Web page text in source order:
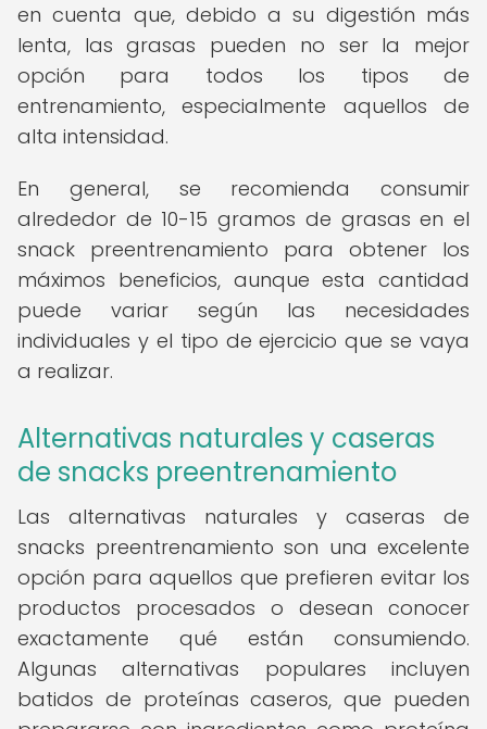
en cuenta que, debido a su digestión más
lenta, las grasas pueden no ser la mejor
opción para todos los tipos de
entrenamiento, especialmente aquellos de
alta intensidad.
En general, se recomienda consumir
alrededor de 10-15 gramos de grasas en el
snack preentrenamiento para obtener los
máximos beneficios, aunque esta cantidad
puede variar según las necesidades
individuales y el tipo de ejercicio que se vaya
a realizar.
Alternativas naturales y caseras
de snacks preentrenamiento
Las alternativas naturales y caseras de
snacks preentrenamiento son una excelente
opción para aquellos que prefieren evitar los
productos procesados o desean conocer
exactamente qué están consumiendo.
Algunas alternativas populares incluyen
batidos de proteínas caseros, que pueden